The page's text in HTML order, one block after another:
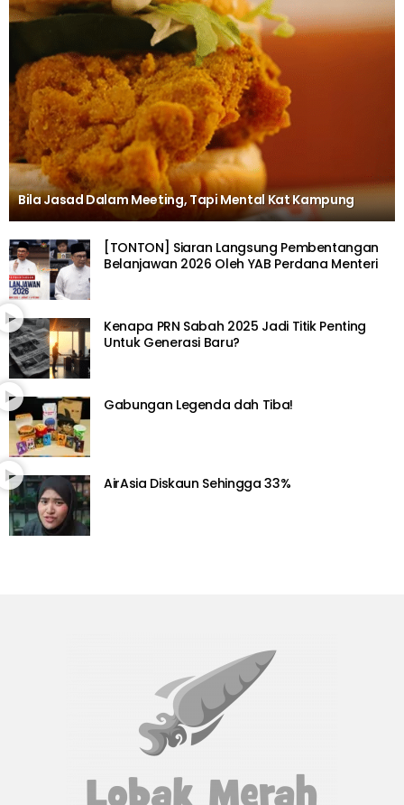
Bila Jasad Dalam Meeting, Tapi Mental Kat Kampung
[TONTON] Siaran Langsung Pembentangan
Belanjawan 2026 Oleh YAB Perdana Menteri
Kenapa PRN Sabah 2025 Jadi Titik Penting
Untuk Generasi Baru?
Gabungan Legenda dah Tiba!
AirAsia Diskaun Sehingga 33%